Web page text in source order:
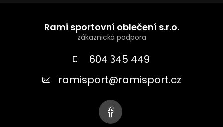
Rami sportovní oblečení s.r.o.
604 345 449
ramisport@ramisport.cz